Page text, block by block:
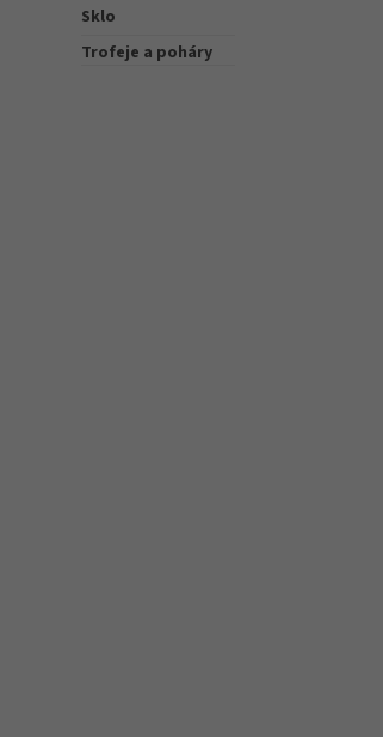
Sklo
Trofeje a poháry